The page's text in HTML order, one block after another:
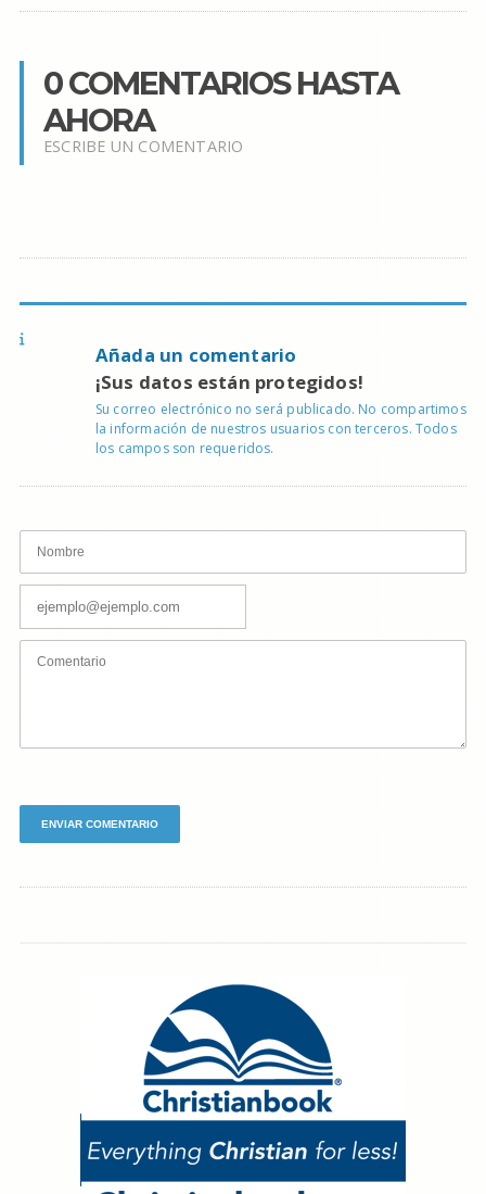
0 COMENTARIOS HASTA
AHORA
ESCRIBE UN COMENTARIO
Añada un comentario
¡Sus datos están protegidos!
Su correo electrónico no será publicado. No compartimos
la información de nuestros usuarios con terceros. Todos
los campos son requeridos.